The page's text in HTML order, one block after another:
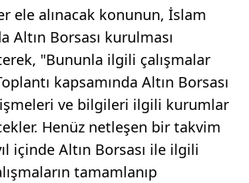
ele alınacak konunun, İslam
Altın Borsası kurulması
"Bununla ilgili çalışmalar
kapsamında Altın Borsası
ve bilgileri ilgili kurumlar
Henüz netleşen bir takvim
içinde Altın Borsası ile ilgili
tamamlanıp